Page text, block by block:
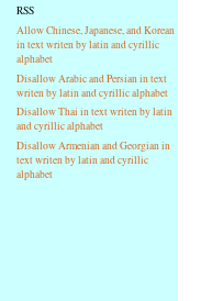
RSS
Allow Chinese, Japanese, and Korean
in text writen by latin and cyrillic
alphabet
Disallow Arabic and Persian in text
writen by latin and cyrillic alphabet
Disallow Thai in text writen by latin
and cyrillic alphabet
Disallow Armenian and Georgian in
text writen by latin and cyrillic
alphabet